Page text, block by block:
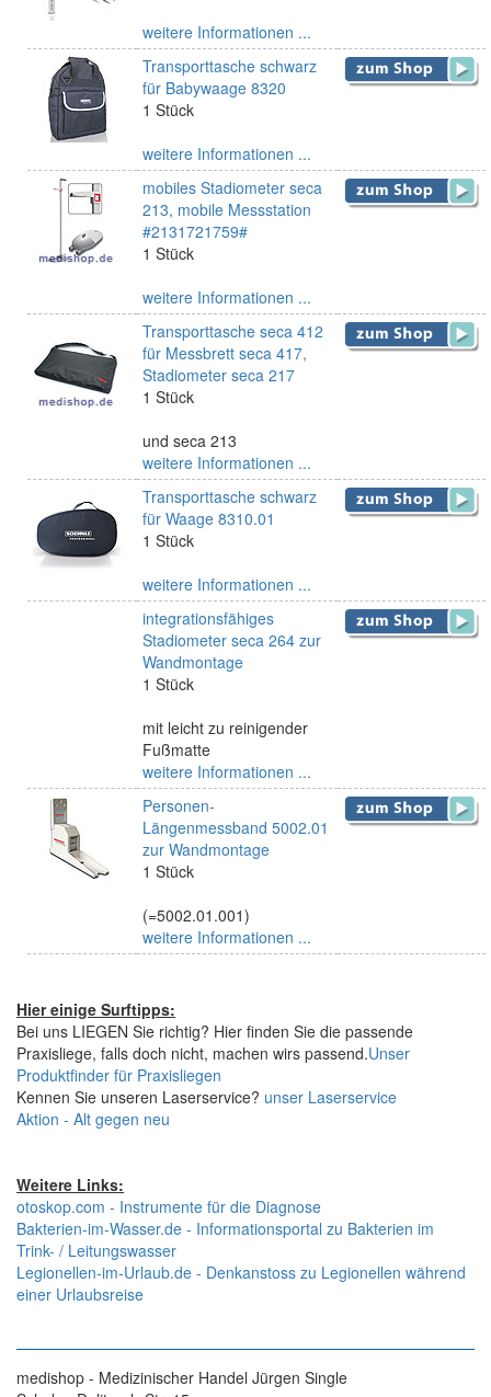
weitere Informationen ...
Transporttasche schwarz
für Babywaage 8320
1 Stück
weitere Informationen ...
mobiles Stadiometer seca
213, mobile Messstation
#2131721759#
1 Stück
weitere Informationen ...
Transporttasche seca 412
für Messbrett seca 417,
Stadiometer seca 217
1 Stück
und seca 213
weitere Informationen ...
Transporttasche schwarz
für Waage 8310.01
1 Stück
weitere Informationen ...
integrationsfähiges
Stadiometer seca 264 zur
Wandmontage
1 Stück
mit leicht zu reinigender
Fußmatte
weitere Informationen ...
Personen-
Längenmessband 5002.01
zur Wandmontage
1 Stück
(=5002.01.001)
weitere Informationen ...
Hier einige Surftipps:
Bei uns LIEGEN Sie richtig? Hier finden Sie die passende
Praxisliege, falls doch nicht, machen wirs passend.Unser
Produktfinder für Praxisliegen
Kennen Sie unseren Laserservice? unser Laserservice
Aktion - Alt gegen neu
Weitere Links:
otoskop.com - Instrumente für die Diagnose
Bakterien-im-Wasser.de - Informationsportal zu Bakterien im
Trink- / Leitungswasser
Legionellen-im-Urlaub.de - Denkanstoss zu Legionellen während
einer Urlaubsreise
medishop - Medizinischer Handel Jürgen Single